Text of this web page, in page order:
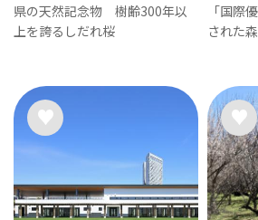
県の天然記念物 樹齢300年以
上を誇るしだれ桜
「国際
された